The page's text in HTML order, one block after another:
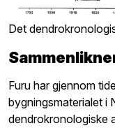
Det
Furu har gjennom
bygningsmaterialet i
dendrokronologiske